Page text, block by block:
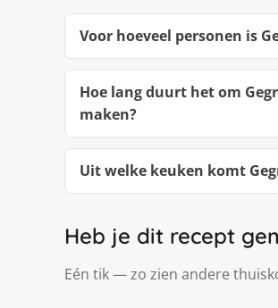
Voor hoeveel personen is
Hoe lang duurt het om
maken?
Uit welke keuken komt
Heb je dit recept
Eén tik — zo zien andere